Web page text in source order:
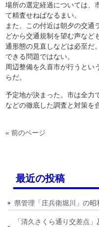
場所の選定経過については、
て精査せねばなるまい。
また、この付近は朝夕の交通
どから交通規制を望む声など
通形態の見直しなどは必至だ
できる問題ではない。
周辺整備を久喜市が行うとい
らだ。
予定地が決まった。市は全力
などの徹底した調査と対策を
« 前のページ
最近の投稿
県管理「庄兵衛堀川」の
「清久さくら通り交差点